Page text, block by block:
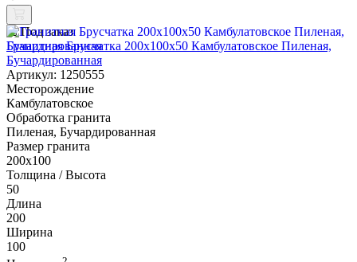
Под заказ
Гранитная Брусчатка 200х100x50 Камбулатовское Пиленая,
Бучардированная
Артикул: 1250555
Месторождение
Камбулатовское
Обработка гранита
Пиленая, Бучардированная
Размер гранита
200х100
Толщина / Высота
50
Длина
200
Ширина
100